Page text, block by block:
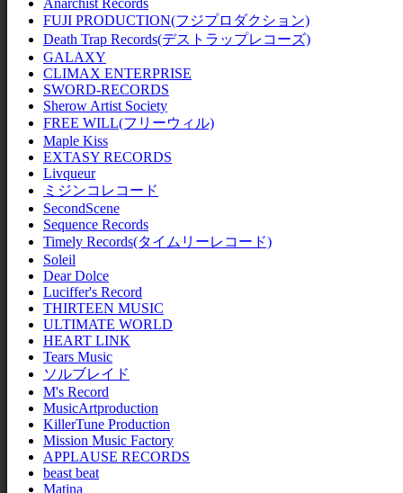
Anarchist Records
FUJI PRODUCTION(フジプロダクション)
Death Trap Records(デストラップレコーズ)
GALAXY
CLIMAX ENTERPRISE
SWORD-RECORDS
Sherow Artist Society
FREE WILL(フリーウィル)
Maple Kiss
EXTASY RECORDS
Livqueur
ミジンコレコード
SecondScene
Sequence Records
Timely Records(タイムリーレコード)
Soleil
Dear Dolce
Luciffer's Record
THIRTEEN MUSIC
ULTIMATE WORLD
HEART LINK
Tears Music
ソルブレイド
M's Record
MusicArtproduction
KillerTune Production
Mission Music Factory
APPLAUSE RECORDS
beast beat
Matina